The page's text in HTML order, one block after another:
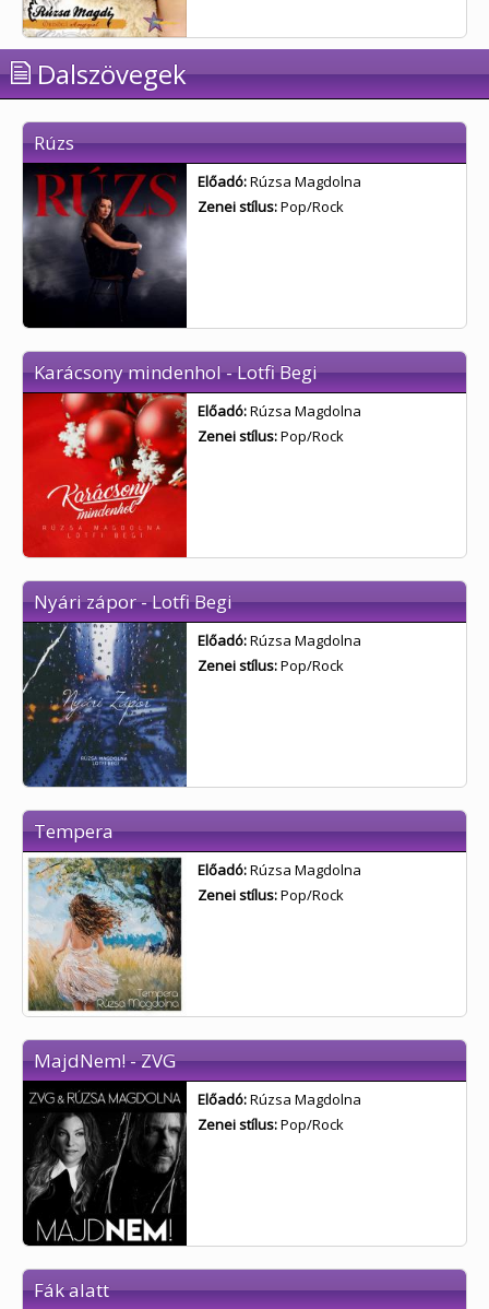
Dalszövegek
Rúzs
Előadó:Rúzsa Magdolna
Zenei stílus:Pop/Rock
Karácsony mindenhol - Lotfi Begi
Előadó:Rúzsa Magdolna
Zenei stílus:Pop/Rock
Nyári zápor - Lotfi Begi
Előadó:Rúzsa Magdolna
Zenei stílus:Pop/Rock
Tempera
Előadó:Rúzsa Magdolna
Zenei stílus:Pop/Rock
MajdNem! - ZVG
Előadó:Rúzsa Magdolna
Zenei stílus:Pop/Rock
Fák alatt